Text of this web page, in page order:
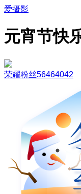
爱摄影
元宵节快
荣耀粉丝56464042